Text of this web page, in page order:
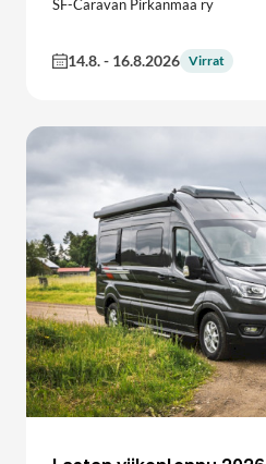
SF-Caravan Pirkanmaa ry
14.8.- 16.8.2026 Virrat